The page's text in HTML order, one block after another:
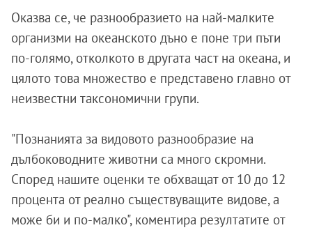
Оказва се, че разнообразието на най-малките
организми на океанското дъно е поне три пъти
по-голямо, отколкото в другата част на океана, и
цялото това множество е представено главно от
неизвестни таксономични групи.
"Познанията за видовото разнообразие на
дълбоководните животни са много скромни.
Според нашите оценки те обхващат от 10 до 12
процента от реално съществуващите видове, а
може би и по-малко", коментира резултатите от